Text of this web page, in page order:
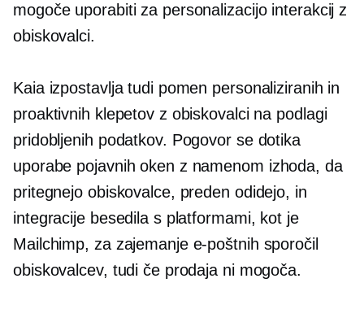
mogoče uporabiti za personalizacijo interakcij z
obiskovalci.
Kaia izpostavlja tudi pomen personaliziranih in
proaktivnih klepetov z obiskovalci na podlagi
pridobljenih podatkov. Pogovor se dotika
uporabe pojavnih oken z namenom izhoda, da
pritegnejo obiskovalce, preden odidejo, in
integracije besedila s platformami, kot je
Mailchimp, za zajemanje e-poštnih sporočil
obiskovalcev, tudi če prodaja ni mogoča.